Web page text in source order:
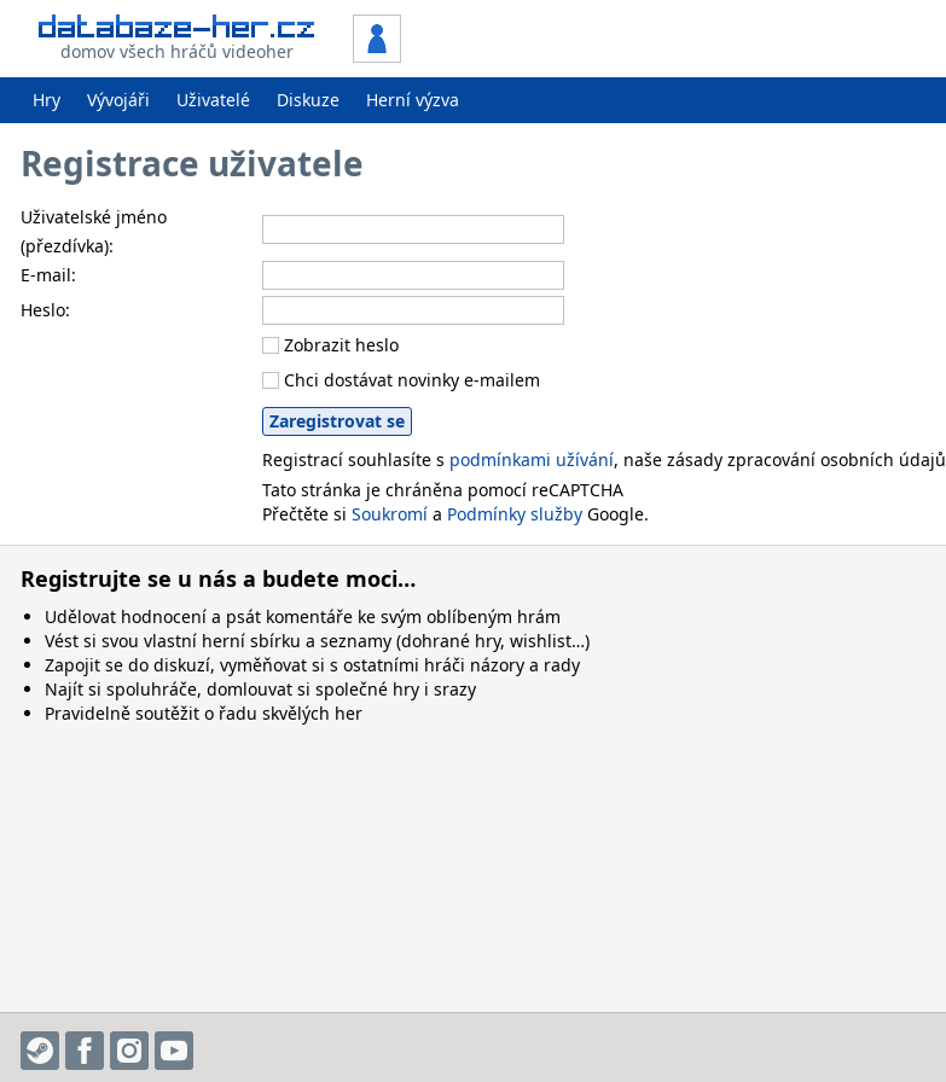
domov všech hráčů videoher
Hry Vývojáři Uživatelé Diskuze Herní výzva
Registrace uživatele
Uživatelské jméno
(přezdívka):
E-mail:
Heslo:
Zobrazit heslo
Chci dostávat novinky e-mailem
Registrací souhlasíte s podmínkami užívání, naše zásady zpracování osobních údajů
Tato stránka je chráněna pomocí reCAPTCHA
Přečtěte si Soukromí a Podmínky služby Google.
Registrujte se u nás a budete moci…
Udělovat hodnocení a psát komentáře ke svým oblíbeným hrám
Vést si svou vlastní herní sbírku a seznamy (dohrané hry, wishlist…)
Zapojit se do diskuzí, vyměňovat si s ostatními hráči názory a rady
Najít si spoluhráče, domlouvat si společné hry i srazy
Pravidelně soutěžit o řadu skvělých her